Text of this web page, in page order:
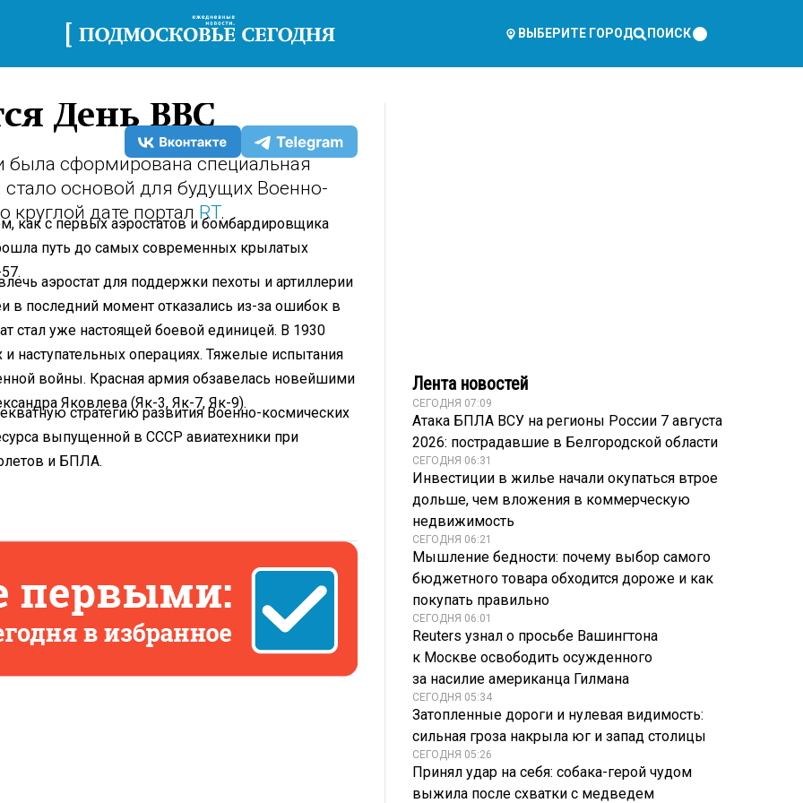
ВЫБЕРИТЕ ГОРОД ПОИСК
День ВВС
была сформирована специальная
стало основой для будущих Военно-
дате портал RT.
как с первых аэростатов и бомбардировщика
путь до самых современных крылатых
аэростат для поддержки пехоты и артиллерии
в последний момент отказались из-за ошибок в
стал уже настоящей боевой единицей. В 1930
наступательных операциях. Тяжелые испытания
войны. Красная армия обзавелась новейшими
Яковлева (Як-3, Як-7, Як-9).
стратегию развития Военно-космических
выпущенной в СССР авиатехники при
и БПЛА.
Лента новостей
СЕГОДНЯ 07:09
Атака БПЛА ВСУ на регионы России 7 августа
2026: пострадавшие в Белгородской области
СЕГОДНЯ 06:31
Инвестиции в жилье начали окупаться втрое
дольше, чем вложения в коммерческую
недвижимость
СЕГОДНЯ 06:21
Мышление бедности: почему выбор самого
бюджетного товара обходится дороже и как
покупать правильно
СЕГОДНЯ 06:01
Reuters узнал о просьбе Вашингтона
к Москве освободить осужденного
за насилие американца Гилмана
СЕГОДНЯ 05:34
Затопленные дороги и нулевая видимость:
сильная гроза накрыла юг и запад столицы
СЕГОДНЯ 05:26
Принял удар на себя: собака-герой чудом
выжила после схватки с медведем